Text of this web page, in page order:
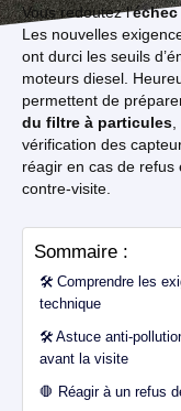
Vous redoutez l’
Les nouvelles
ont durci les seuils
moteurs diesel.
permettent de
du filtre à particules
vérification des
réagir en cas de refus
contre-visite.
Sommaire :
🛠️ Comprendre les
technique
🛠️ Astuce anti-
avant la visite
🛑 Réagir à un refus